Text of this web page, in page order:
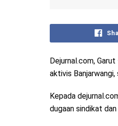
Dejurnal.com,
aktivis Banjarwangi,
Kepada
dugaan sindikat